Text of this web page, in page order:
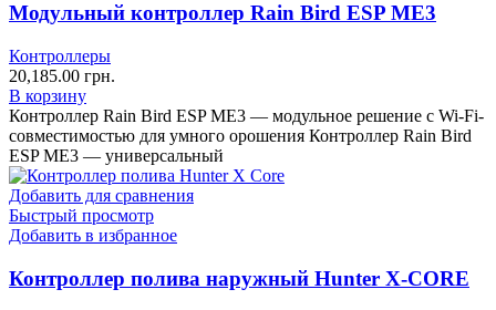
Модульный контроллер Rain Bird ESP ME3
Контроллеры
20,185.00 грн.
В корзину
Контроллер Rain Bird ESP ME3 — модульное решение с Wi-Fi-
совместимостью для умного орошения Контроллер Rain Bird
ESP ME3 — универсальный
Добавить для сравнения
Быстрый просмотр
Добавить в избранное
Контроллер полива наружный Hunter X-CORE